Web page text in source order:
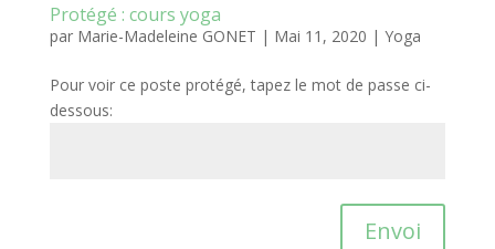
Protégé : cours yoga
par Marie-Madeleine GONET | Mai 11, 2020 | Yoga
Pour voir ce poste protégé, tapez le mot de passe ci-
dessous:
Envoi